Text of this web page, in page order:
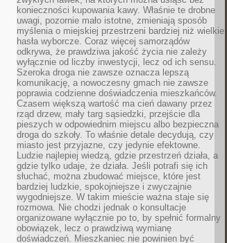
konieczności kupowania kawy. Właśnie te drobne
uwagi, pozornie mało istotne, zmieniają sposób
myślenia o miejskiej przestrzeni bardziej niż wielkie
hasła wyborcze. Coraz więcej samorządów
odkrywa, że prawdziwa jakość życia nie zależy
wyłącznie od liczby inwestycji, lecz od ich sensu.
Szeroka droga nie zawsze oznacza lepszą
komunikację, a nowoczesny gmach nie zawsze
poprawia codzienne doświadczenia mieszkańców.
Czasem większą wartość ma cień dawany przez
rząd drzew, mały targ sąsiedzki, przejście dla
pieszych w odpowiednim miejscu albo bezpieczna
droga do szkoły. To właśnie detale decydują, czy
miasto jest przyjazne, czy jedynie efektowne.
Ludzie najlepiej wiedzą, gdzie przestrzeń działa, a
gdzie tylko udaje, że działa. Jeśli potrafi się ich
słuchać, można zbudować miejsce, które jest
bardziej ludzkie, spokojniejsze i zwyczajnie
wygodniejsze. W takim mieście ważna staje się
rozmowa. Nie chodzi jednak o konsultacje
organizowane wyłącznie po to, by spełnić formalny
obowiązek, lecz o prawdziwą wymianę
doświadczeń. Mieszkaniec nie powinien być